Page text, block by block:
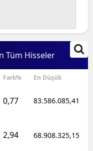
Tüm Hisseler
Fark% En Düşük
0,77 83.586.085,41
2,94 68.908.325,15